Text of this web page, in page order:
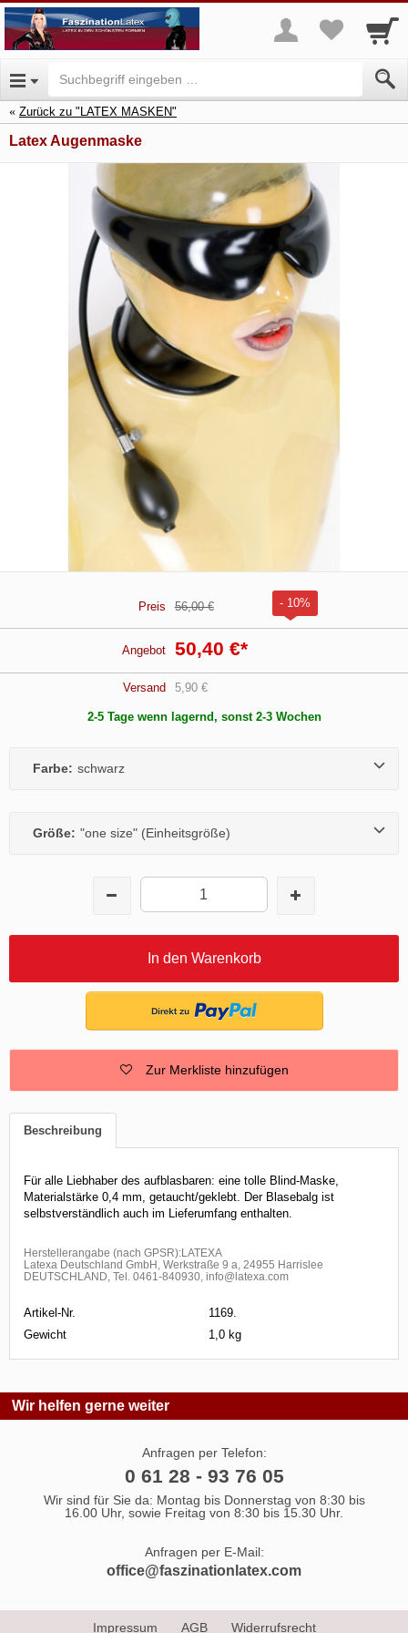
Zurück zu "LATEX MASKEN"
Latex Augenmaske
Preis 56,00 € - 10%
Angebot 50,40 €*
Versand 5,90 €
2-5 Tage wenn lagernd, sonst 2-3 Wochen
Farbe: schwarz
Größe: "one size" (Einheitsgröße)
In den Warenkorb
Zur Merkliste hinzufügen
Beschreibung
Für alle Liebhaber des aufblasbaren: eine tolle Blind-Maske,
Materialstärke 0,4 mm, getaucht/geklebt. Der Blasebalg ist
selbstverständlich auch im Lieferumfang enthalten.
Herstellerangabe (nach GPSR):LATEXA
Latexa Deutschland GmbH, Werkstraße 9 a, 24955 Harrislee
DEUTSCHLAND, Tel. 0461-840930, info@latexa.com
Artikel-Nr.
1169.
Gewicht
1,0 kg
Wir helfen gerne weiter
Anfragen per Telefon:
0 61 28 - 93 76 05
Wir sind für Sie da: Montag bis Donnerstag von 8:30 bis
16.00 Uhr, sowie Freitag von 8:30 bis 15.30 Uhr.
Anfragen per E-Mail:
office@faszinationlatex.com
Impressum AGB Widerrufsrecht